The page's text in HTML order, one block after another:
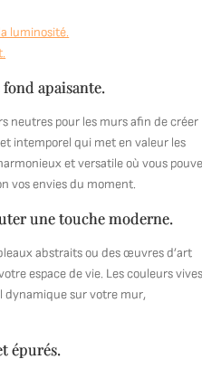
luminosité.
apaisante.
neutres pour les murs afin de créer
intemporel qui met en valeur les
et versatile où vous
vos envies du moment.
une touche moderne.
abstraits ou des œuvres d’art
espace de vie. Les couleurs
dynamique sur votre mur,
épurés.